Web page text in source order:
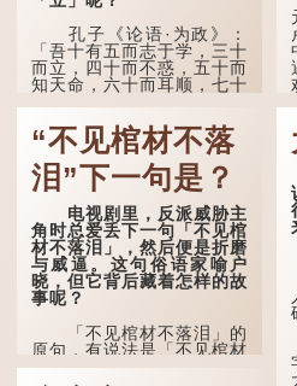
孔子《论语·为政》：
「吾十有五而志于学，三十
而立，四十而不惑，五十而
知天命，六十而耳顺，七十
在古代，男子一般于二
十岁进行冠礼，冠礼完成后
便是成人，但由于未达壮
年，所以又称「弱冠」。
《礼记·曲礼》明确记载：
「人生十年曰幼，学；二十
曰弱，冠；三十曰壮，有
室。」这说明三十岁...
“不见棺材不落
泪”下一句是？
电视剧里，反派威胁主
角时总爱丢下一句「不见棺
材不落泪」，然后便是折磨
与威逼。这句俗语家喻户
晓，但它背后藏着怎样的故
事呢？
「不见棺材不落泪」的
原句，有说法是「不见棺材
不下泪」或「不见亲棺不下